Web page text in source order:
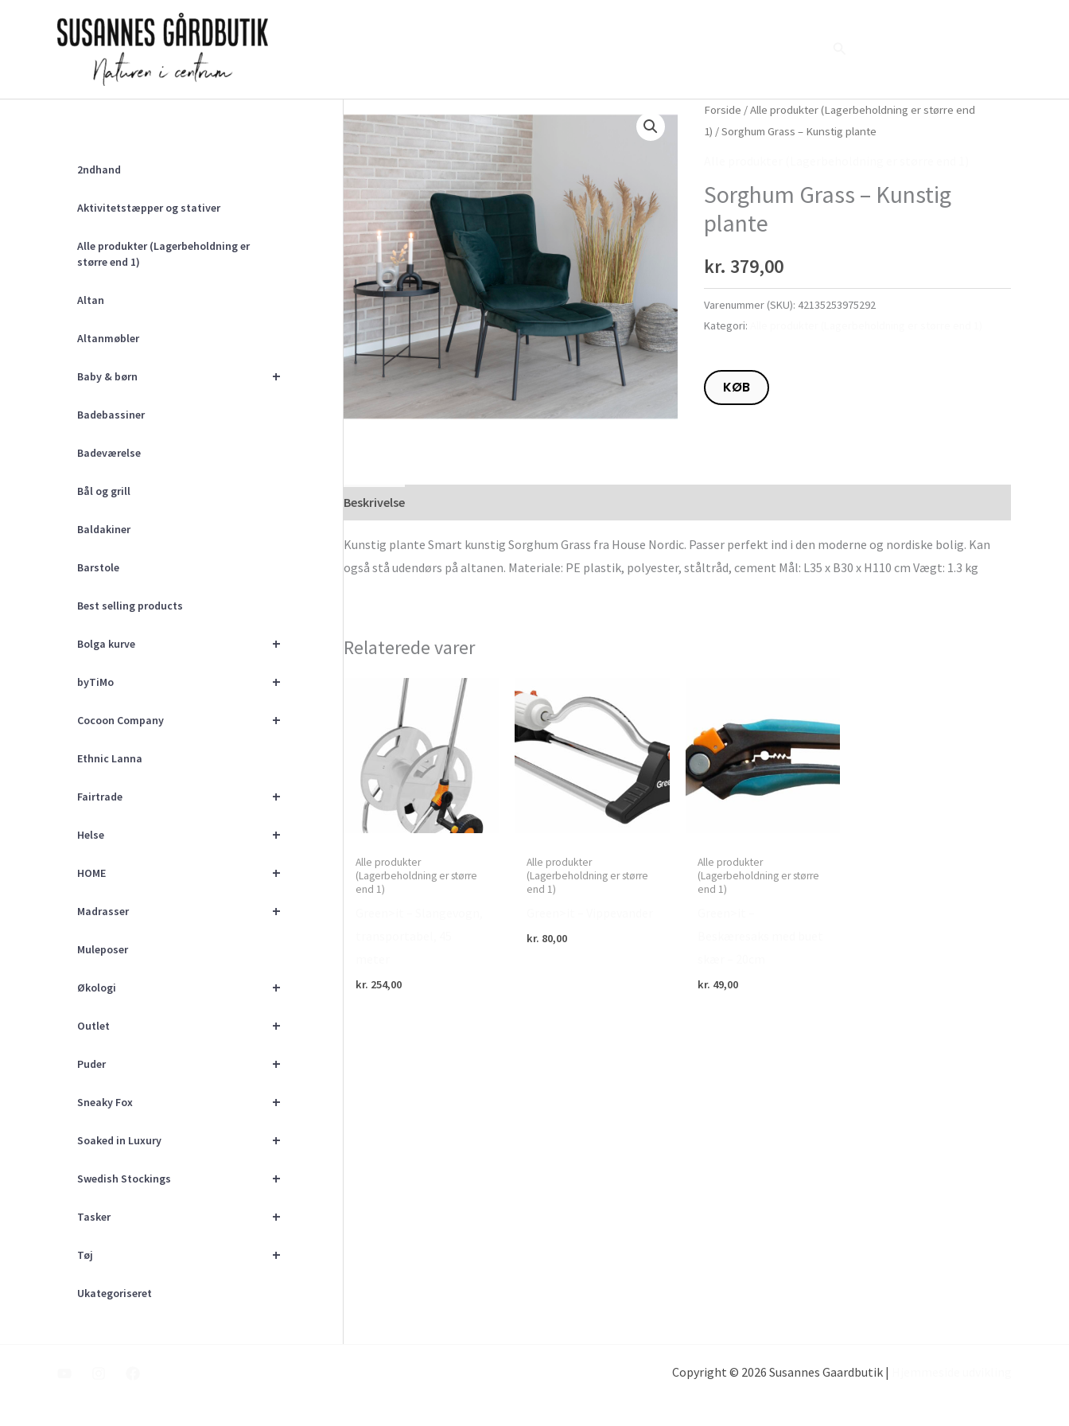
2ndhand
Aktivitetstæpper og stativer
Alle produkter (Lagerbeholdning er
større end 1)
Altan
Altanmøbler
+
Baby & børn
Badebassiner
Badeværelse
Bål og grill
Baldakiner
Barstole
Best selling products
+
Bolga kurve
+
byTiMo
+
Cocoon Company
Ethnic Lanna
+
Fairtrade
+
Helse
+
HOME
+
Madrasser
Muleposer
+
Økologi
+
Outlet
+
Puder
+
Sneaky Fox
+
Soaked in Luxury
+
Swedish Stockings
+
Tasker
+
Tøj
Ukategoriseret
Forside /Alle produkter (Lagerbeholdning er større end
1) / Sorghum Grass – Kunstig plante
Sorghum Grass – Kunstig
plante
kr. 379,00
Varenummer (SKU): 42135253975292
Kategori:
KØB
Beskrivelse
Kunstig plante Smart kunstig Sorghum Grass fra House Nordic. Passer perfekt ind i den moderne og nordiske bolig. Kan
også stå udendørs på altanen. Materiale: PE plastik, polyester, ståltråd, cement Mål: L35 x B30 x H110 cm Vægt: 1.3 kg
Relaterede varer
Alle produkter
(Lagerbeholdning er større
end 1)
kr. 254,00
Alle produkter
(Lagerbeholdning er større
end 1)
kr. 80,00
Alle produkter
(Lagerbeholdning er større
end 1)
kr. 49,00
Copyright © 2026 Susannes Gaardbutik |